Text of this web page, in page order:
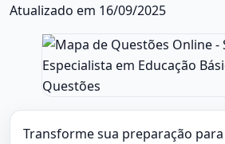
Atualizado em 16/09/2025
Transforme sua preparação para